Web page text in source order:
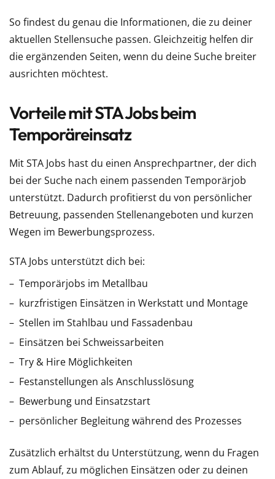
So findest du genau die Informationen, die zu deiner
aktuellen Stellensuche passen. Gleichzeitig helfen dir
die ergänzenden Seiten, wenn du deine Suche breiter
ausrichten möchtest.
Vorteile mit STA Jobs beim
Temporäreinsatz
Mit STA Jobs hast du einen Ansprechpartner, der dich
bei der Suche nach einem passenden Temporärjob
unterstützt. Dadurch profitierst du von persönlicher
Betreuung, passenden Stellenangeboten und kurzen
Wegen im Bewerbungsprozess.
STA Jobs unterstützt dich bei:
Temporärjobs im Metallbau
kurzfristigen Einsätzen in Werkstatt und Montage
Stellen im Stahlbau und Fassadenbau
Einsätzen bei Schweissarbeiten
Try & Hire Möglichkeiten
Festanstellungen als Anschlusslösung
Bewerbung und Einsatzstart
persönlicher Begleitung während des Prozesses
Zusätzlich erhältst du Unterstützung, wenn du Fragen
zum Ablauf, zu möglichen Einsätzen oder zu deinen